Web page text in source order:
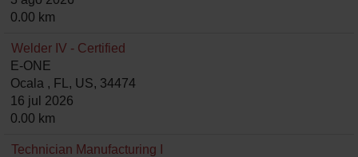
0.00 km
Welder IV - Certified
E-ONE
Ocala , FL, US, 34474
16 jul 2026
0.00 km
Technician Manufacturing I